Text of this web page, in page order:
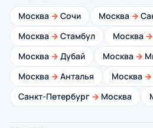
Москва → Сочи Москва →
Москва → Стамбул Москва →
Москва → Дубай Москва →
Москва → Анталья Москва →
Санкт-Петербург → Москва